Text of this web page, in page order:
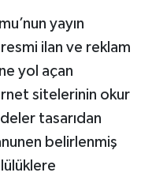
yayın
ilan ve reklam
yol açan
sitelerinin okur
tasarıdan
belirlenmiş